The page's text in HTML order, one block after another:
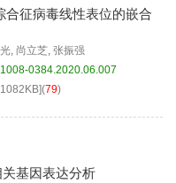
合征病毒线性表位的嵌合
, 尚立芝, 张振强
0384.2020.06.007
1082KB](79)
基因表达分析